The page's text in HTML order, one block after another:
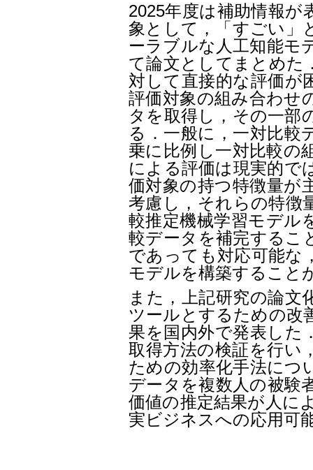
2025年度は補助情報が
象として，「すごい」
ーラブルな人工知能モ
て論文としてまとめた
対して直接的な評価が
評価対象の組み合わせ
タを取得し，その一部
る．一般に，一対比較
乗に比例し一対比較の
による評価は現実的で
価対象の持つ特徴量が
考慮し，それらの特徴
較推定機械学習モデル
較データを補完するこ
であっても対応可能な
モデルを構築すること
また，上記研究の論文
ツールとするための改
果を国内外で発表した
取得方法の検証を行い
ための効率化手法につ
データを複数人の被験
価値の推定結果が人に
実ビジネスへの応用可